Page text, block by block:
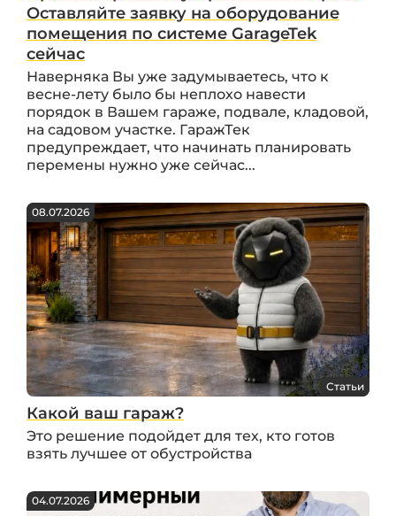
Оставляйте заявку на оборудование
помещения по системе GarageTek
сейчас
Наверняка Вы уже задумываетесь, что к
весне-лету было бы неплохо навести
порядок в Вашем гараже, подвале, кладовой,
на садовом участке. ГаражТек
предупреждает, что начинать планировать
перемены нужно уже сейчас...
08.07.2026
Статьи
Какой ваш гараж?
Это решение подойдет для тех, кто готов
взять лучшее от обустройства
04.07.2026